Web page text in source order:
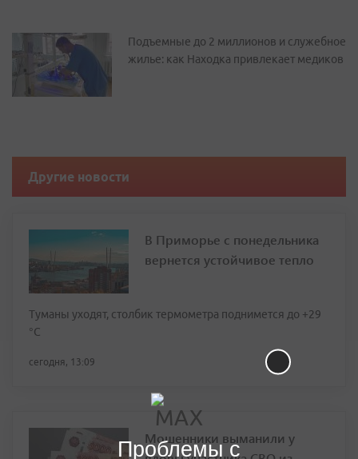
Подъемные до 2 миллионов и служебное
жилье: как Находка привлекает медиков
Другие новости
В Приморье с понедельника
вернется устойчивое тепло
Туманы уходят, столбик термометра поднимется до +29
°С
сегодня, 13:09
Мошенники выманили у
Проблемы с